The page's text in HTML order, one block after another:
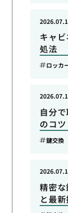
キャ
処法
ロッカ
自分
のコツ
鍵交換
精密
と最